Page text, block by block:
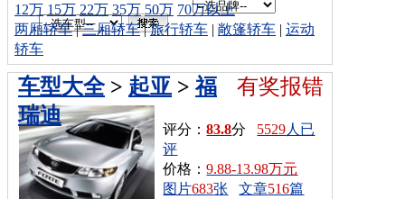
12万 15万 22万 35万 50万 70万以上
两厢轿车|三厢轿车|旅行轿车 | 敞篷轿车 | 运动
轿车
有奖报错
车型大全> 起亚 >福
瑞迪
评分：83.8分 5529人已
评
价格：9.88-13.98万元
图片683张 文章516篇